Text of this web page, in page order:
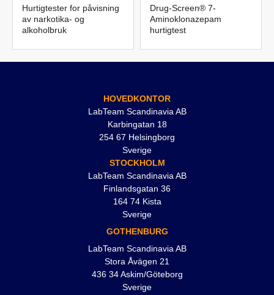
Hurtigtester for påvisning
av narkotika- og
alkoholbruk
Drug-Screen® 7-
Aminoklonazepam
hurtigtest
HOVEDKONTOR
LabTeam Scandinavia AB
Karbingatan 18
254 67 Helsingborg
Sverige
STOCKHOLM
LabTeam Scandinavia AB
Finlandsgatan 36
164 74 Kista
Sverige
GOTHENBURG
LabTeam Scandinavia AB
Stora Åvägen 21
436 34 Askim/Göteborg
Sverige